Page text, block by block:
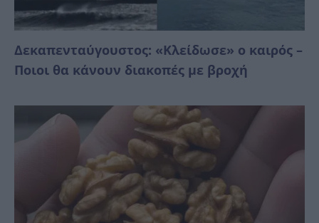
Δεκαπενταύγουστος: «Κλείδωσε» ο καιρός –
Ποιοι θα κάνουν διακοπές με βροχή